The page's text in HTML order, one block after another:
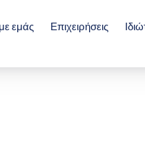
-
εμάς Επιχειρήσεις